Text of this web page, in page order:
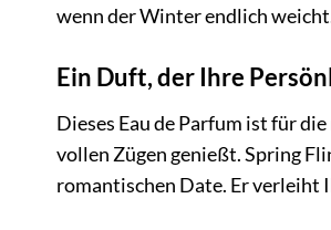
wenn der Winter endlich
Ein Duft, der Ihre
Dieses Eau de Parfum ist für
vollen Zügen genießt. Spring
romantischen Date. Er verleiht